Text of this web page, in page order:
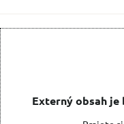
Externý obsah